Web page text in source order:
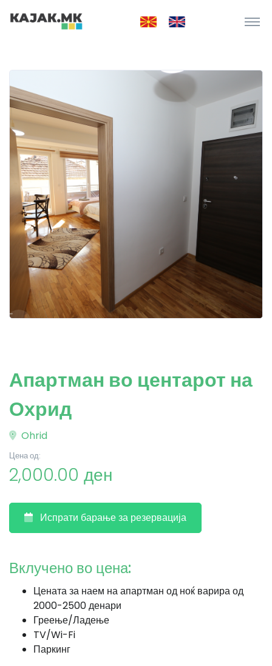
Апартман во центарот на
Охрид
Ohrid
Цена од:
2,000.00 ден
Испрати барање за резервација
Вклучено во цена:
Цената за наем на апартман од ноќ варира од
2000-2500 денари
Греење/Ладење
TV/Wi-Fi
Паркинг